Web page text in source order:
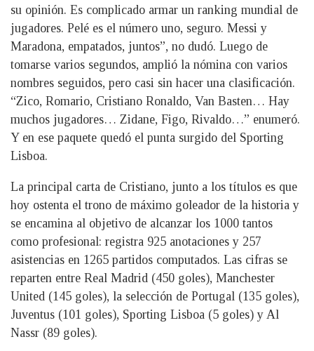
su opinión. Es complicado armar un ranking mundial de
jugadores. Pelé es el número uno, seguro. Messi y
Maradona, empatados, juntos”, no dudó. Luego de
tomarse varios segundos, amplió la nómina con varios
nombres seguidos, pero casi sin hacer una clasificación.
“Zico, Romario, Cristiano Ronaldo, Van Basten… Hay
muchos jugadores… Zidane, Figo, Rivaldo…” enumeró.
Y en ese paquete quedó el punta surgido del Sporting
Lisboa.
La principal carta de Cristiano, junto a los títulos es que
hoy ostenta el trono de máximo goleador de la historia y
se encamina al objetivo de alcanzar los 1000 tantos
como profesional: registra 925 anotaciones y 257
asistencias en 1265 partidos computados. Las cifras se
reparten entre Real Madrid (450 goles), Manchester
United (145 goles), la selección de Portugal (135 goles),
Juventus (101 goles), Sporting Lisboa (5 goles) y Al
Nassr (89 goles).